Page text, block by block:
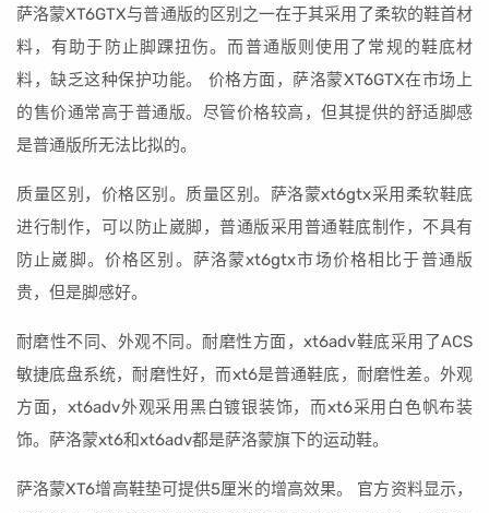
萨洛蒙XT6GTX与普通版的区别之一在于其采用了柔软的鞋首材
料，有助于防止脚踝扭伤。而普通版则使用了常规的鞋底材
料，缺乏这种保护功能。 价格方面，萨洛蒙XT6GTX在市场上
的售价通常高于普通版。尽管价格较高，但其提供的舒适脚感
是普通版所无法比拟的。
质量区别，价格区别。质量区别。萨洛蒙xt6gtx采用柔软鞋底
进行制作，可以防止崴脚，普通版采用普通鞋底制作，不具有
防止崴脚。价格区别。萨洛蒙xt6gtx市场价格相比于普通版
贵，但是脚感好。
耐磨性不同、外观不同。耐磨性方面，xt6adv鞋底采用了ACS
敏捷底盘系统，耐磨性好，而xt6是普通鞋底，耐磨性差。外观
方面，xt6adv外观采用黑白镀银装饰，而xt6采用白色帆布装
饰。萨洛蒙xt6和xt6adv都是萨洛蒙旗下的运动鞋。
萨洛蒙XT6增高鞋垫可提供5厘米的增高效果。 官方资料显示，